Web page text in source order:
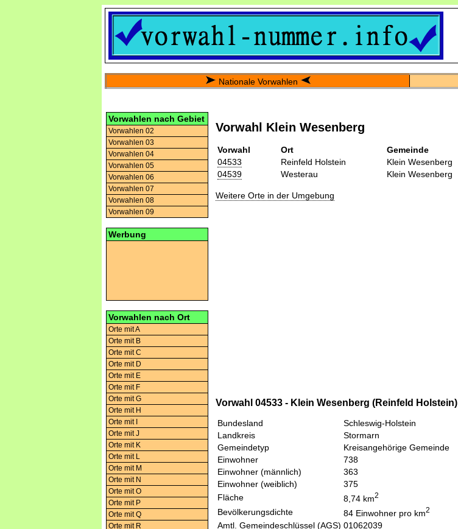
Nationale Vorwahlen
Vorwahlen nach Gebiet
Vorwahlen 02
Vorwahlen 03
Vorwahlen 04
Vorwahlen 05
Vorwahlen 06
Vorwahlen 07
Vorwahlen 08
Vorwahlen 09
Werbung
Vorwahlen nach Ort
Orte mit A
Orte mit B
Orte mit C
Orte mit D
Orte mit E
Orte mit F
Orte mit G
Orte mit H
Orte mit I
Orte mit J
Orte mit K
Orte mit L
Orte mit M
Orte mit N
Orte mit O
Orte mit P
Orte mit Q
Orte mit R
Vorwahl Klein Wesenberg
Vorwahl Ort
Gemeinde
04533
Reinfeld Holstein Klein Wesenberg
04539
Westerau Klein Wesenberg
Weitere Orte in der Umgebung
Vorwahl 04533 - Klein Wesenberg (Reinfeld Holstein)
Bundesland
Schleswig-Holstein
Landkreis
Stormarn
Gemeindetyp
Kreisangehörige Gemeinde
Einwohner
738
Einwohner (männlich)
363
Einwohner (weiblich)
375
Fläche
8,74 km2
Bevölkerungsdichte 84 Einwohner pro km2
Amtl. Gemeindeschlüssel (AGS) 01062039